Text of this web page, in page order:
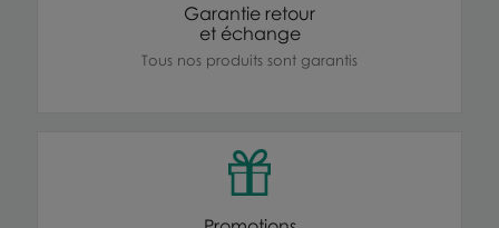
Garantie retour
et échange
Tous nos produits sont garantis